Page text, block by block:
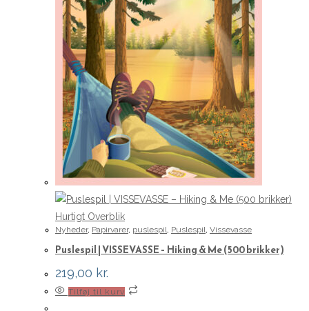
Hurtigt Overblik
Nyheder, Papirvarer, puslespil Puslespil Vissevasse
Puslespil | VISSEVASSE – Hiking & Me (500 brikker)
219,00 kr.
Tilføj til kurv